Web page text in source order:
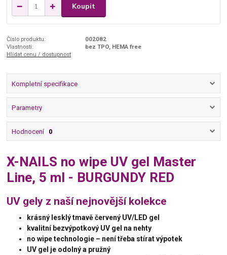
Koupit
Číslo produktu:
002082
Vlastnosti:
bez TPO, HEMA free
Hlídat cenu / dostupnost
Kompletní specifikace
Parametry
Hodnocení 0
X-NAILS no wipe UV gel Master
Line, 5 ml - BURGUNDY RED
UV gely z naší nejnovější kolekce
krásný lesklý tmavě červený UV/LED gel
kvalitní bezvýpotkový UV gel na nehty
no wipe technologie – není třeba stírat výpotek
UV gel je odolný a pružný